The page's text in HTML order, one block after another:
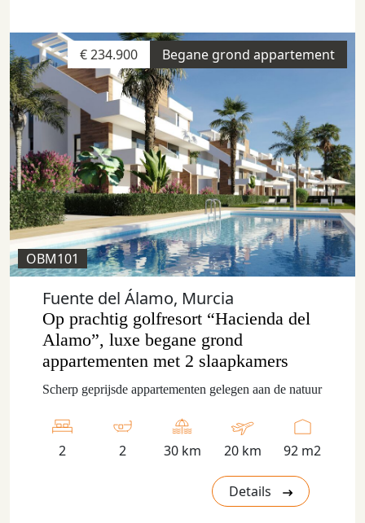
Begane grond appartement
€ 234.900
OBM101
Fuente del Álamo, Murcia
Op prachtig golfresort “Hacienda del
Alamo”, luxe begane grond
appartementen met 2 slaapkamers
Scherp geprijsde appartementen gelegen aan de natuur
2 2 30 km 20 km 92 m2
Details